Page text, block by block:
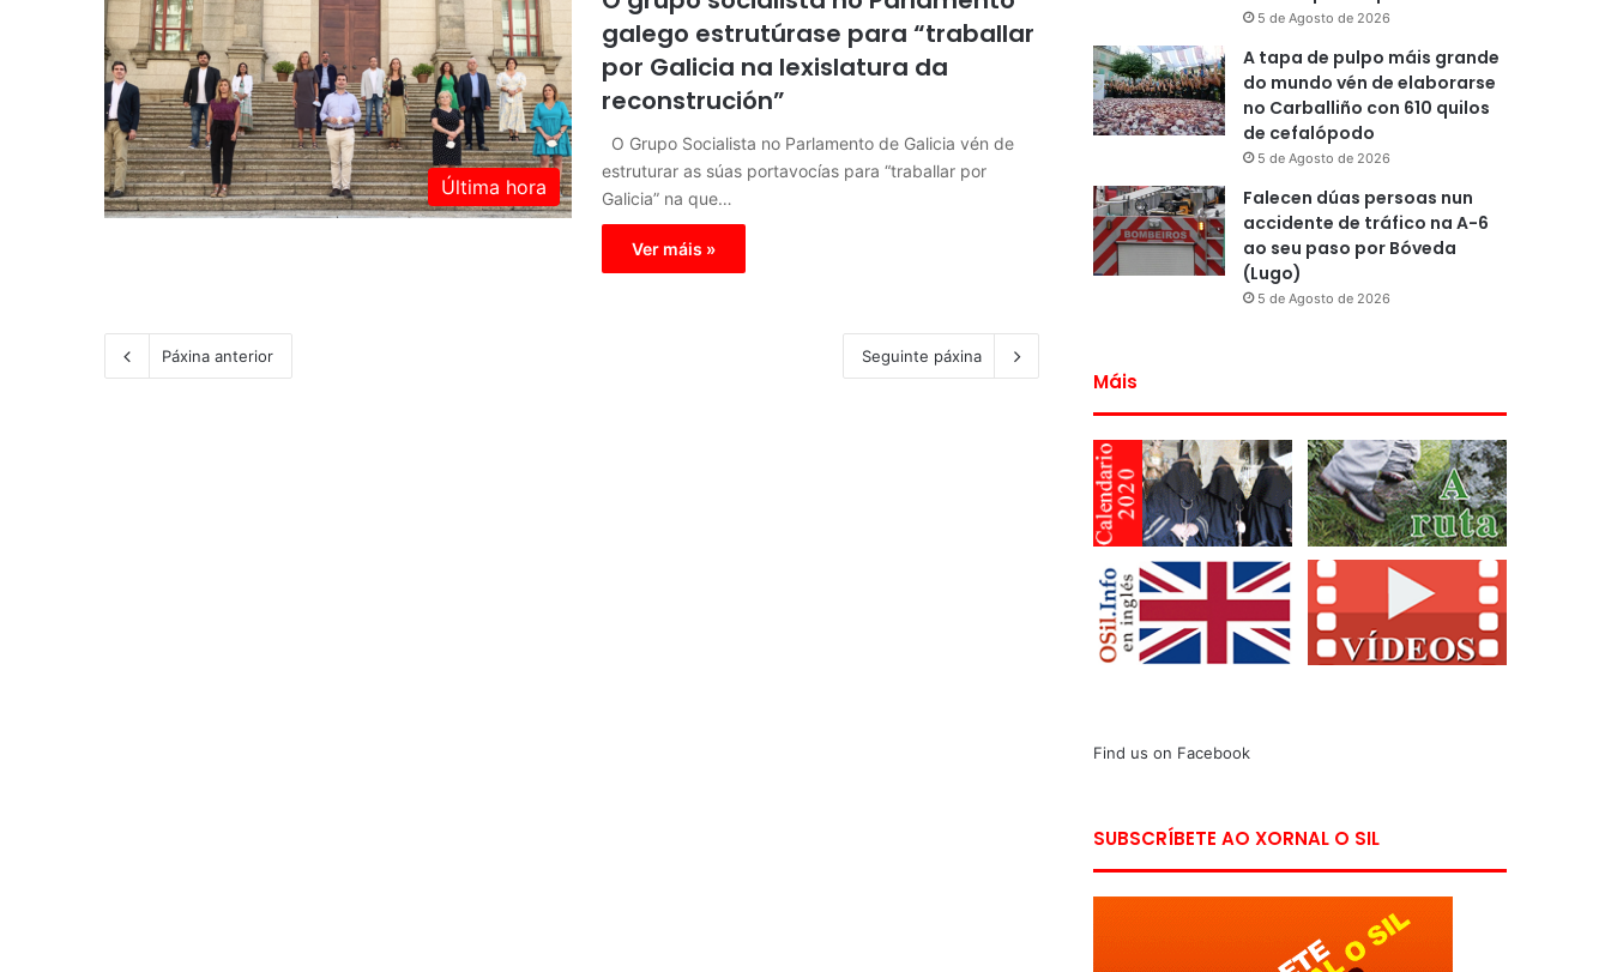
Última hora
galego estrutúrase para “traballar
por Galicia na lexislatura da
reconstrución”
O Grupo Socialista no Parlamento de Galicia vén de
estruturar as súas portavocías para “traballar por
Galicia” na que…
Ver máis »
Páxina anterior Seguinte páxina
5 de Agosto de 2026
A tapa de pulpo máis grande
do mundo vén de elaborarse
no Carballiño con 610 quilos
de cefalópodo
5 de Agosto de 2026
Falecen dúas persoas nun
accidente de tráfico na A-6
ao seu paso por Bóveda
(Lugo)
5 de Agosto de 2026
Máis
Find us on Facebook
SUBSCRÍBETE AO XORNAL O SIL